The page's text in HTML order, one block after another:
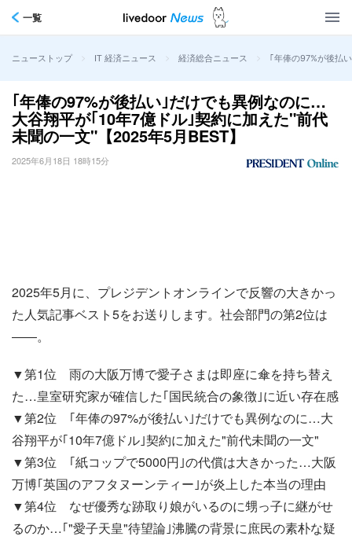
一覧
ニューストップ > IT 経済ニュース > 経済総合ニュース > ｢年俸の97%が後払
｢年俸の97%が後払い｣だけでも異例なのに…
大谷翔平が｢10年7億ドル｣契約に加えた"前代
未聞の一文"【2025年5月BEST】
2025年6月18日 18時15分
2025年5月に、プレジデントオンラインで反響の大きかっ
た人気記事ベスト5をお送りします。社会部門の第2位は
――。
▼第1位 雨の大阪万博で愛子さまは即座に傘を持ち替え
た…皇室研究家が確信した｢国民統合の象徴｣に近い存在感
▼第2位 ｢年俸の97%が後払い｣だけでも異例なのに…大
谷翔平が｢10年7億ドル｣契約に加えた"前代未聞の一文"
▼第3位 ｢紙コップで5000円｣の代償は大きかった…大阪
万博｢英国のアフタヌーンティー｣が炎上した本当の理由
▼第4位 なぜ優秀な跡取り娘がいるのに甥っ子に継がせ
るのか…｢"愛子天皇"待望論｣沸騰の背景に庶民の素朴な疑